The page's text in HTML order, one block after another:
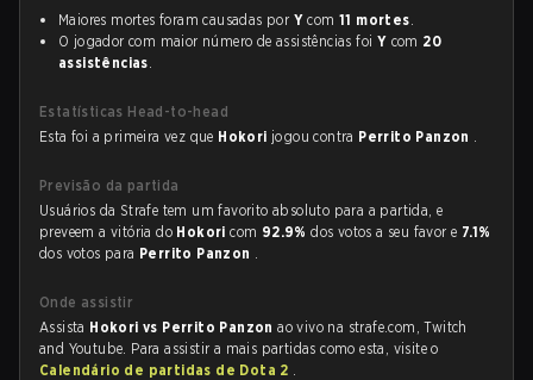
Maiores mortes foram causadas por Y com11 mortes.
O jogador com maior número de assistências foi Y com 20
assistências.
Estatísticas Head-to-head
Esta foi a primeira vez que Hokori jogou contra Perrito Panzon .
Previsão da partida
Usuários da Strafe tem um favorito absoluto para a partida, e
preveem a vitória do Hokoricom 92.9%dos votos a seu favor e 7.1%
dos votos para Perrito Panzon .
Onde assistir
Assista Hokori vs Perrito Panzonao vivo na strafe.com, Twitch
and Youtube. Para assistir a mais partidas como esta, visite o
Calendário de partidas de Dota 2 .